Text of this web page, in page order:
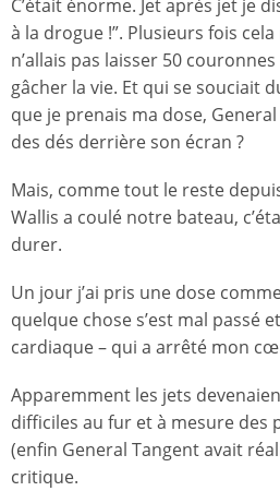
C’était énorme. Jet après jet je
à la drogue !”. Plusieurs fois cela
n’allais pas laisser 50
gâcher la vie. Et qui se souciait
que je prenais ma dose,
des dés derrière son écran ?
Mais, comme tout le reste
Wallis a coulé notre bateau,
durer.
Un jour j’ai pris une dose
quelque chose s’est mal passé
cardiaque – qui a arrêté mon
Apparemment les jets
difficiles au fur et à mesure des
(enfin General Tangent avait
critique.